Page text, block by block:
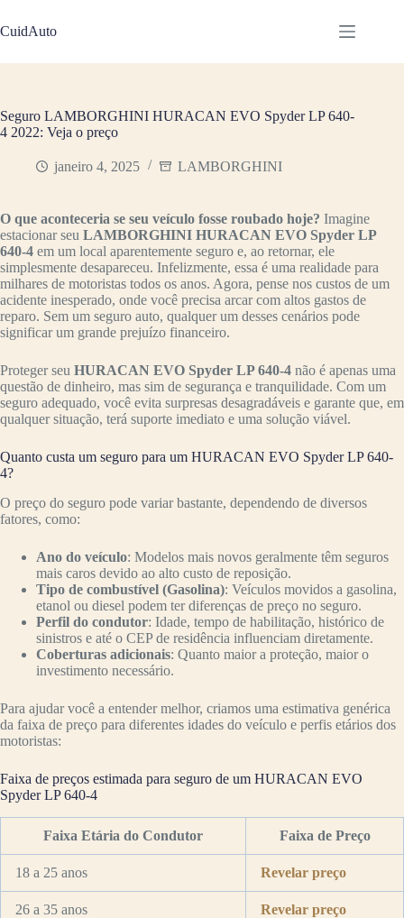
para
o
CuidAuto
Seguro LAMBORGHINI HURACAN EVO Spyder LP 640-
4 2022: Veja o preço
janeiro 4, 2025 LAMBORGHINI
O que aconteceria se seu veículo fosse roubado hoje? Imagine
estacionar seu LAMBORGHINI HURACAN EVO Spyder LP
640-4 em um local aparentemente seguro e, ao retornar, ele
simplesmente desapareceu. Infelizmente, essa é uma realidade para
milhares de motoristas todos os anos. Agora, pense nos custos de um
acidente inesperado, onde você precisa arcar com altos gastos de
reparo. Sem um seguro auto, qualquer um desses cenários pode
significar um grande prejuízo financeiro.
Proteger seu HURACAN EVO Spyder LP 640-4 não é apenas uma
questão de dinheiro, mas sim de segurança e tranquilidade. Com um
seguro adequado, você evita surpresas desagradáveis e garante que, em
qualquer situação, terá suporte imediato e uma solução viável.
Quanto custa um seguro para um HURACAN EVO Spyder LP 640-
4?
O preço do seguro pode variar bastante, dependendo de diversos
fatores, como:
Ano do veículo: Modelos mais novos geralmente têm seguros
mais caros devido ao alto custo de reposição.
Tipo de combustível (Gasolina): Veículos movidos a gasolina,
etanol ou diesel podem ter diferenças de preço no seguro.
Perfil do condutor: Idade, tempo de habilitação, histórico de
sinistros e até o CEP de residência influenciam diretamente.
Coberturas adicionais: Quanto maior a proteção, maior o
investimento necessário.
Para ajudar você a entender melhor, criamos uma estimativa genérica
da faixa de preço para diferentes idades do veículo e perfis etários dos
motoristas:
Faixa de preços estimada para seguro de um HURACAN EVO
Spyder LP 640-4
Faixa Etária do Condutor Faixa de Preço
18 a 25 anos Revelar preço
26 a 35 anos Revelar preço